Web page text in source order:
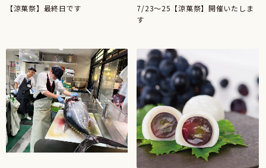
【涼菓祭】最終日です
7/23〜25【涼菓祭】開催いたしま
す